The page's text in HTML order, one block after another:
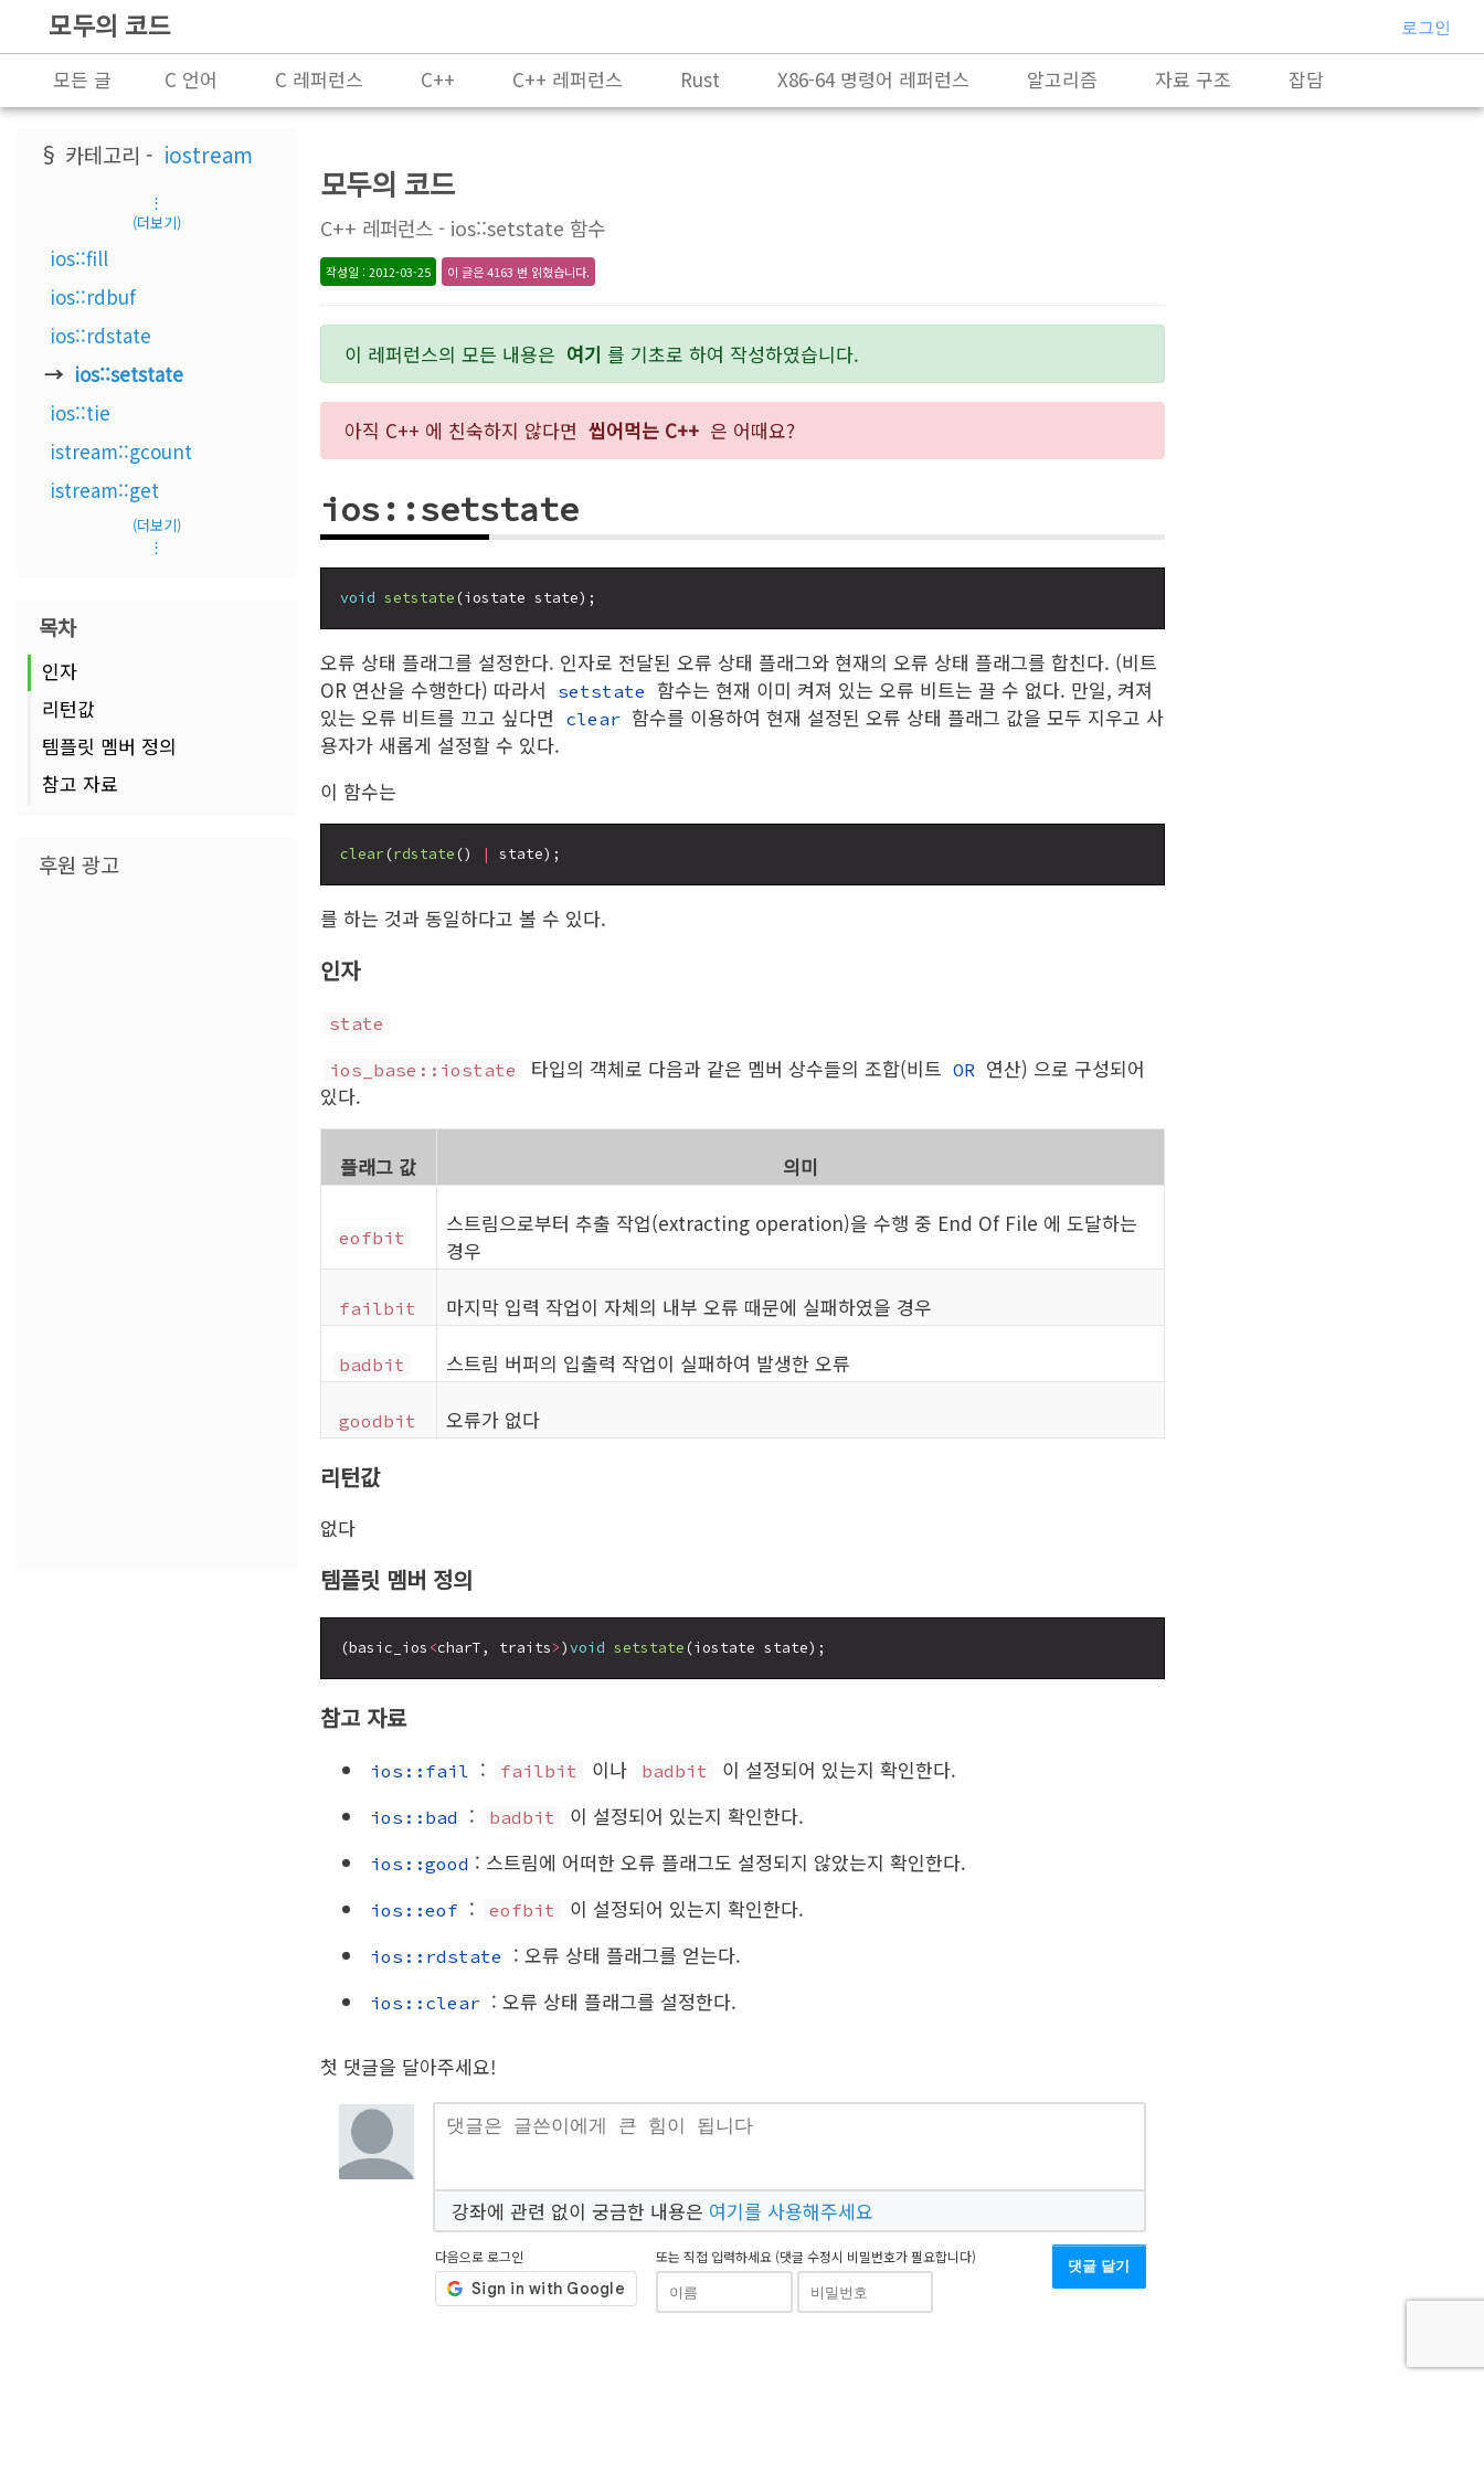
모두의 코드 로그인
모든 글 C 언어 C 레퍼런스 C++ C++ 레퍼런스 Rust X86-64 명령어 레퍼런스 알고리즘 자료 구조
잡담
§ 카테고리 - iostream
⋮
(더보기)
ios::fill
ios::rdbuf
ios::rdstate
ios::setstate
ios::tie
istream::gcount
istream::get
(더보기)
⋮
목차
인자
리턴값
템플릿 멤버 정의
참고 자료
후원 광고
모두의 코드
C++ 레퍼런스 - ios::setstate 함수
작성일 : 2012-03-25 이 글은 4163 번 읽혔습니다.
이 레퍼런스의 모든 내용은 여기 를 기초로 하여 작성하였습니다.
아직 C++ 에 친숙하지 않다면 씹어먹는 C++ 은 어때요?
ios::setstate
void setstate
오류 상태 플래그를 설정한다. 인자로 전달된 오류 상태 플래그와 현재의 오류 상태 플래그를 합친다. (비트
OR 연산을 수행한다) 따라서
setstate
함수는 현재 이미 켜져 있는 오류 비트는 끌 수 없다. 만일, 켜져
있는 오류 비트를 끄고 싶다면
clear 함수를 이용하여 현재 설정된 오류 상태 플래그 값을 모두 지우고 사
용자가 새롭게 설정할 수 있다.
이 함수는
clear (rdstate () |
를 하는 것과 동일하다고 볼 수 있다.
인자
state
ios_base::iostate 타입의 객체로 다음과 같은 멤버 상수들의 조합(비트 OR 연산) 으로 구성되어
있다.
플래그 값 의미
eofbit
스트림으로부터 추출 작업(extracting operation)을 수행 중 End Of File 에 도달하는
경우
failbit 마지막 입력 작업이 자체의 내부 오류 때문에 실패하였을 경우
badbit 스트림 버퍼의 입출력 작업이 실패하여 발생한 오류
goodbit 오류가 없다
리턴값
없다
템플릿 멤버 정의
(basic_ios <charT, traits>)void setstate
참고 자료
ios::fail : failbit 이나 badbit 이 설정되어 있는지 확인한다.
ios::bad : badbit 이 설정되어 있는지 확인한다.
ios::good : 스트림에 어떠한 오류 플래그도 설정되지 않았는지 확인한다.
ios::eof : eofbit 이 설정되어 있는지 확인한다.
ios::rdstate : 오류 상태 플래그를 얻는다.
ios::clear : 오류 상태 플래그를 설정한다.
첫 댓글을 달아주세요!
강좌에 관련 없이 궁금한 내용은 여기를 사용해주세요
다음으로 로그인 또는 직접 입력하세요 (댓글 수정시 비밀번호가 필요합니다)
댓글 달기